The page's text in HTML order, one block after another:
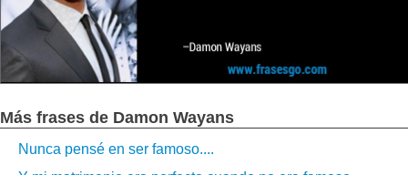
Más frases de Damon Wayans
Nunca pensé en ser famoso....